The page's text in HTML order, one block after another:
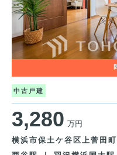
中古戸建
3,280 万円
横浜市保土ケ谷区上菅田町